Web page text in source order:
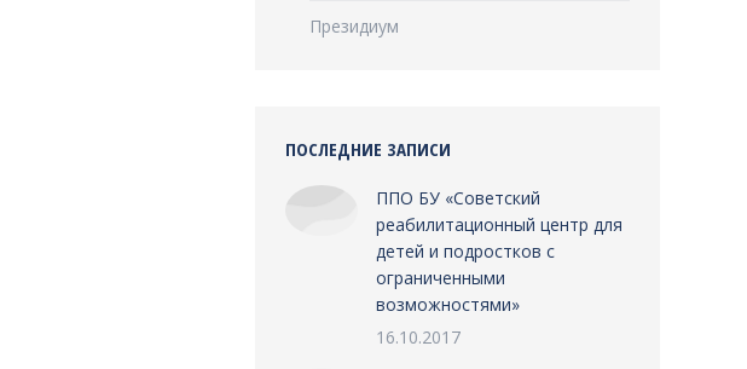
Президиум
ПОСЛЕДНИЕ ЗАПИСИ
ППО БУ «Советский
реабилитационный центр для
детей и подростков с
ограниченными
возможностями»
16.10.2017